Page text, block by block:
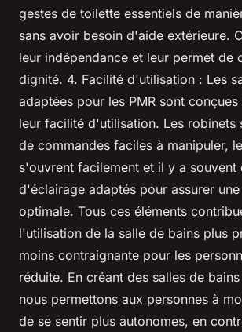
gestes de toilette essentiels de
sans avoir besoin d'aide extérieure.
leur indépendance et leur permet de
dignité. 4. Facilité d'utilisation : Les
adaptées pour les PMR sont conçues
leur facilité d'utilisation. Les robinets
de commandes faciles à manipuler,
s'ouvrent facilement et il y a souvent
d'éclairage adaptés pour assurer
optimale. Tous ces éléments
l'utilisation de la salle de bains plus
moins contraignante pour les
réduite. En créant des salles de
nous permettons aux personnes à
de se sentir plus autonomes, en